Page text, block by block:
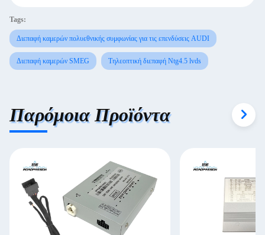
Tags:
Διεπαφή καμερών πολυεθνικής συμφωνίας για τις επενδύσεις AUDI
Διεπαφή καμερών SMEG Τηλεοπτική διεπαφή Ntg4.5 lvds
Παρόμοια Προϊόντα